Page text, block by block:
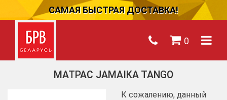
САМАЯ БЫСТРАЯ ДОСТАВКА!
0
МАТРАС JAMAIKA TANGO
К сожалению, данный